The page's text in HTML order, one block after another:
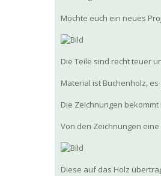
Möchte euch ein neues
Die Teile sind recht teuer
Material ist Buchenholz,
Die Zeichnungen
Von den Zeichnungen
Diese auf das Holz